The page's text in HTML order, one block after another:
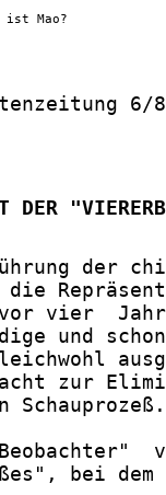
ist Mao?
6/
DER